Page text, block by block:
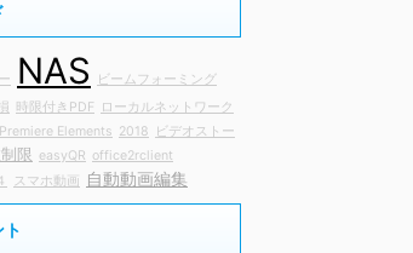
NAS ビームフォーミング
時限付きPDF ローカルネットワーク
Premiere Elements 2018
ビデオストー
限 easyQR office2rclient
スマホ動画 自動動画編集